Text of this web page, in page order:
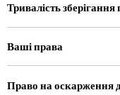
Тривалість
Ваші права
Право на оскарження